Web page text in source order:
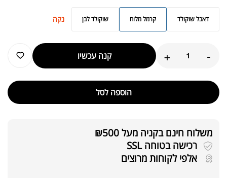
דאבל שוקולד קרמל מלוח שוקולד לבן נקה
-
+ קנה עכשיו
הוספה לסל
משלוח חינם בקניה מעל ₪500
רכישה בטוחה SSL
אלפי לקוחות מרוצים